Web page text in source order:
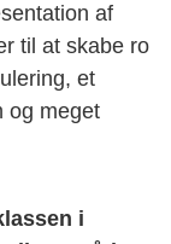
af
til at skabe ro
et
og meget
i